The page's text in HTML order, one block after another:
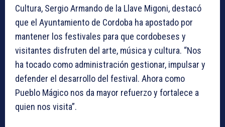
Cultura, Sergio Armando de la Llave Migoni, destacó
que el Ayuntamiento de Cordoba ha apostado por
mantener los festivales para que cordobeses y
visitantes disfruten del arte, música y cultura. “Nos
ha tocado como administración gestionar, impulsar y
defender el desarrollo del festival. Ahora como
Pueblo Mágico nos da mayor refuerzo y fortalece a
quien nos visita”.